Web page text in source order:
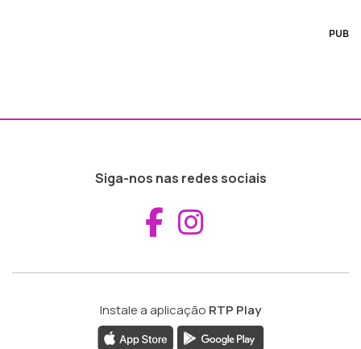
PUB
Siga-nos nas redes sociais
Aceder ao
Instale a aplicação RTP Play